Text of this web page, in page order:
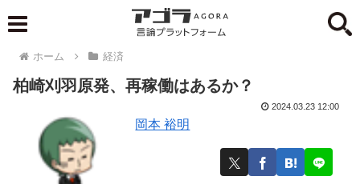
ホーム 経済
柏崎刈羽原発、再稼働はあるか？
岡本 裕明
2024.03.23 12:00